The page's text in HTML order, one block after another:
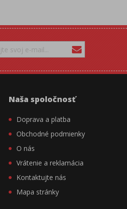
Naša spoločnosť
Doprava a platba
Obchodné podmienky
O nás
Vrátenie a reklamácia
Kontaktujte nás
Mapa stránky